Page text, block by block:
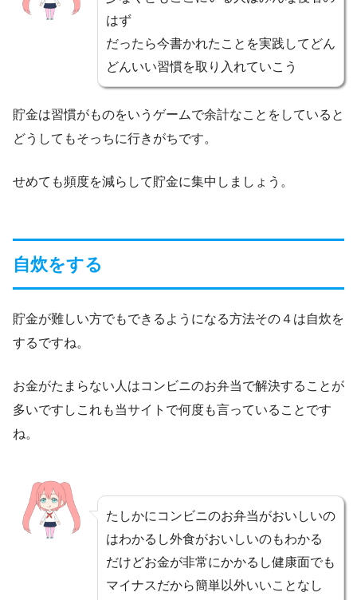
はず
だったら今書かれたことを実践してどん
どんいい習慣を取り入れていこう
貯金は習慣がものをいうゲームで余計なことをしていると
どうしてもそっちに行きがちです。
せめても頻度を減らして貯金に集中しましょう。
自炊をする
貯金が難しい方でもできるようになる方法その４は自炊を
するですね。
お金がたまらない人はコンビニのお弁当で解決することが
多いですしこれも当サイトで何度も言っていることです
ね。
たしかにコンビニのお弁当がおいしいの
はわかるし外食がおいしいのもわかる
だけどお金が非常にかかるし健康面でも
マイナスだから簡単以外いいことなし